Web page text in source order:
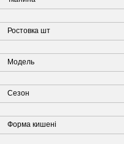
Ростовка шт
Модель
Сезон
Форма кишені